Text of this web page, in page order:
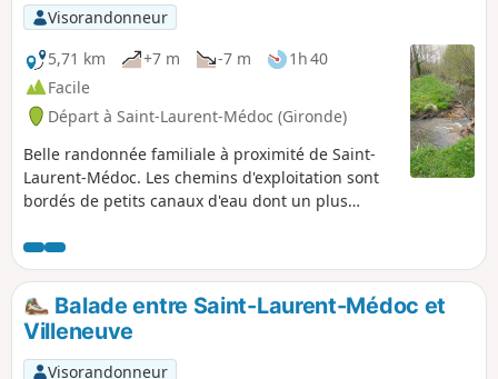
Visorandonneur
5,71 km
+7 m -7 m
1h 40
Facile
Départ à Saint-Laurent-Médoc (Gironde)
Belle randonnée familiale à proximité de Saint-
Laurent-Médoc. Les chemins d'exploitation sont
bordés de petits canaux d'eau dont un plus
traverse une zone présentant un potentiel
écologique important : les marais situés dans la
partie Est. Ce secteur est classé en zone Natura
2000. L’équilibre écologique est menacé par
l’abandon de la gestion extensive des zones
humides au profit d’un développement de la
Balade entre Saint-Laurent-Médoc et
Villeneuve
Visorandonneur